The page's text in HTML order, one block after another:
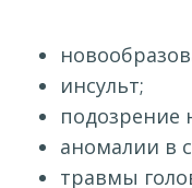
инсульт;
подозрение
аномалии в
травмы